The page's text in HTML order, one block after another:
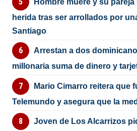
herida tras ser arrollados por
Santiago
Arrestan a dos
millonaria suma de dinero y
Mario Cimarro reitera que
Telemundo y asegura que la
Joven de Los Alcarrizos